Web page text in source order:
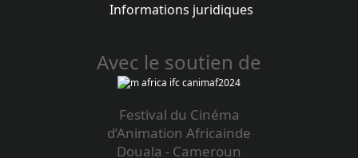
Informations juridiques
Avec le soutien de
Festival du Cinéma
d’Animation Africainde
Douala - Cameroun